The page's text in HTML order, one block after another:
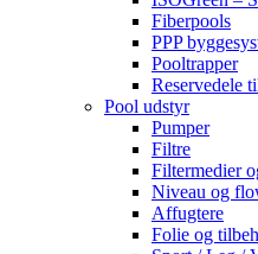
Fiberpools
PPP
Pooltrapper
Reservedele
Pool udstyr
Pumper
Filtre
Filtermedier
Niveau og
Affugtere
Folie og